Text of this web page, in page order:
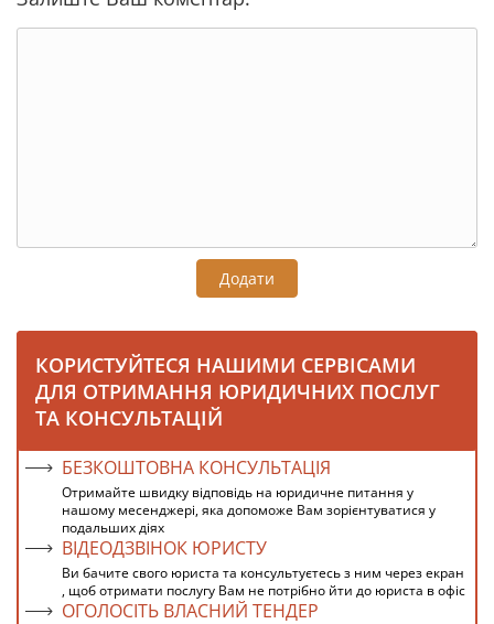
Додати
КОРИСТУЙТЕСЯ НАШИМИ СЕРВІСАМИ
ДЛЯ ОТРИМАННЯ ЮРИДИЧНИХ ПОСЛУГ
ТА КОНСУЛЬТАЦІЙ
БЕЗКОШТОВНА КОНСУЛЬТАЦІЯ
Отримайте швидку відповідь на юридичне питання у
нашому месенджері, яка допоможе Вам зорієнтуватися у
подальших діях
ВІДЕОДЗВІНОК ЮРИСТУ
Ви бачите свого юриста та консультуєтесь з ним через екран
, щоб отримати послугу Вам не потрібно йти до юриста в офіс
ОГОЛОСІТЬ ВЛАСНИЙ ТЕНДЕР